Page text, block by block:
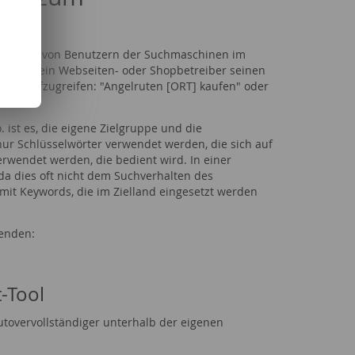
die von Benutzern der Suchmaschinen im
was ein Webseiten- oder Shopbetreiber seinen
aufzugreifen: "Angelruten [ORT] kaufen" oder
sein.
ist es, die eigene Zielgruppe und die
Schlüsselwörter verwendet werden, die sich auf
werden, die bedient wird. In einer
dies oft nicht dem Suchverhalten des
Keywords, die im Zielland eingesetzt werden
unterhalb der eigenen